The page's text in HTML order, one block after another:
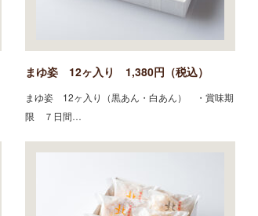
まゆ姿 12ヶ入り 1,380円（税込）
まゆ姿 12ヶ入り（黒あん・白あん） ・賞味期
限 ７日間…